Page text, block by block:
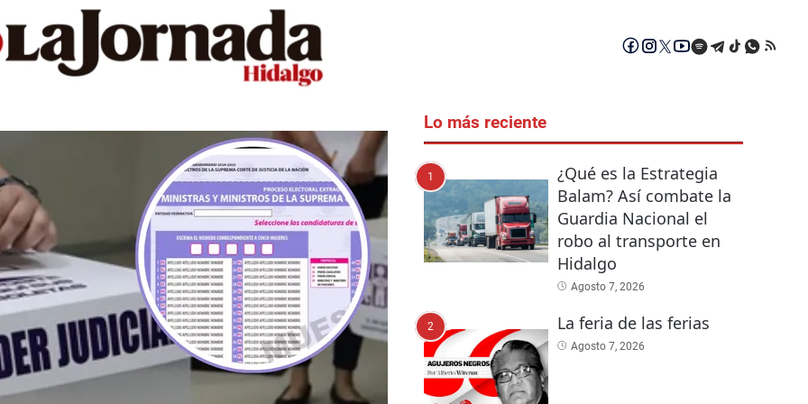
Lo más reciente
1
¿Qué es la Estrategia
Balam? Así combate la
Guardia Nacional el
robo al transporte en
Hidalgo
Agosto 7, 2026
2 La feria de las ferias
Agosto 7, 2026